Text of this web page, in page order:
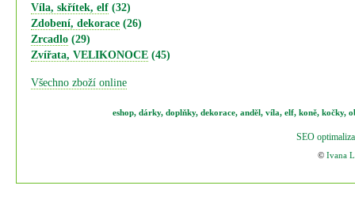
Víla, skřítek, elf (32)
Zdobení, dekorace (26)
Zrcadlo (29)
Zvířata, VELIKONOCE (45)
Všechno zboží online
eshop, dárky, doplňky, dekorace, anděl, víla, elf, koně, kočky,
SEO
© Ivana